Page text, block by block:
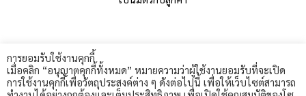
การยอมรับใช้งานคุกกี้
เมื่อคลิก “อนุญาตคุกกี้ทั้งหมด” หมายความว่าผู้ใช้งานยอมรับที่จะเปิด
การใช้งานคุกกี้เพื่อวัตถุประสงค์ต่าง ๆ ดังต่อไปนี้ เพื่อให้เว็บไซต์สามารถ